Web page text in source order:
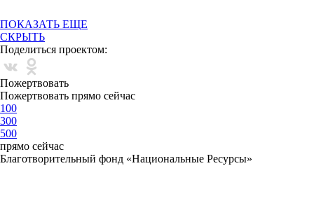
ПОКАЗАТЬ ЕЩЕ
СКРЫТЬ
Поделиться проектом:
Пожертвовать
Пожертвовать прямо сейчас
100
300
500
прямо сейчас
Благотворительный фонд «Национальные Ресурсы»